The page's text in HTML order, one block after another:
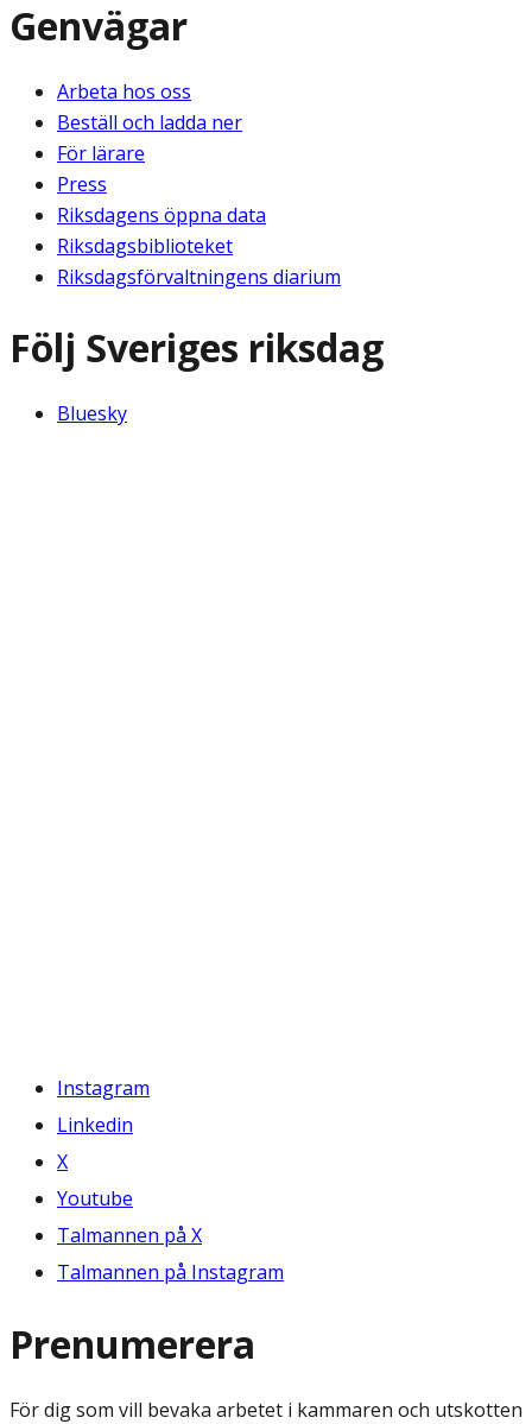
Genvägar
Arbeta hos oss
Beställ och ladda ner
För lärare
Press
Riksdagens öppna data
Riksdagsbiblioteket
Riksdagsförvaltningens diarium
Följ Sveriges riksdag
Bluesky
Instagram
Linkedin
X
Youtube
Talmannen på X
Talmannen på Instagram
Prenumerera
För dig som vill bevaka arbetet i kammaren och utskotten